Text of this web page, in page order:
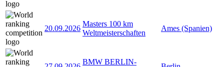
20.09.2026
Masters 100 km
Weltmeisterschaften
Ames (Spanien)
BMW BERLIN-